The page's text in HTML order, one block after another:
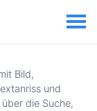
Bild,
und
die Suche,